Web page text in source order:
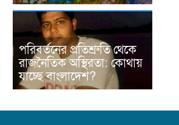
পরিবর্তনের প্রতিশ্রুতি থেকে
রাজনৈতিক অস্থিরতা: কোথায়
যাচ্ছে বাংলাদেশ?